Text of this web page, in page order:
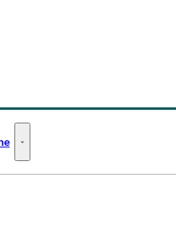
links
Uddannelse til voksne - Flere links